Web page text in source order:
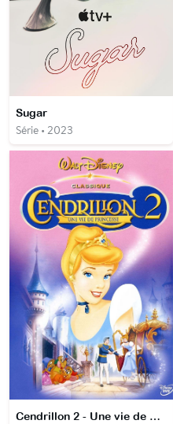
Sugar
Série • 2023
Cendrillon 2 - Une vie de princesse